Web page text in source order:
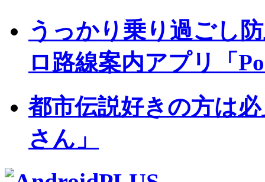
うっかり乗り過ごし
ロ路線案内アプリ「
都市伝説好きの方は
さん」